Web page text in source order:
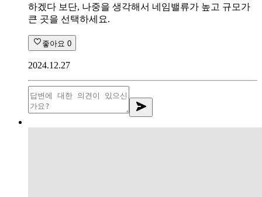
하겠다 보단, 나중을 생각해서 네임밸류가 높고 규모가
큰 곳을 선택하세요.
좋아요 0
2024.12.27